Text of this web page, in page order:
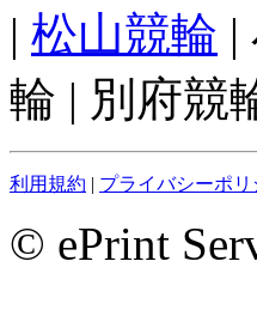
| 松山競輪 |
輪 | 別府競
利用規約 | プライバシーポリ
© ePrint